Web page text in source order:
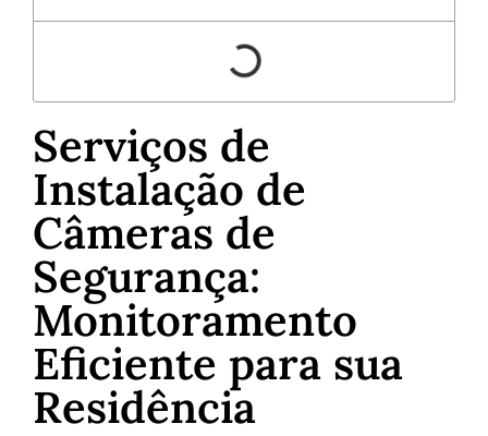
Serviços de
Instalação de
Câmeras de
Segurança:
Monitoramento
Eficiente para sua
Residência